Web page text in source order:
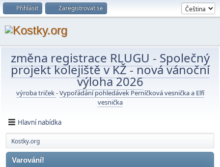
Přihlásit Zaregistrovat se
změna registrace RLUGU - Společný
projekt kolejiště v KŽ-nová vánoční
výloha 2026
výroba triček-Vypořádání pohledávek Perníčková vesnička a Elfí
vesnička
Hlavní nabídka
Kostky.org
Varování!